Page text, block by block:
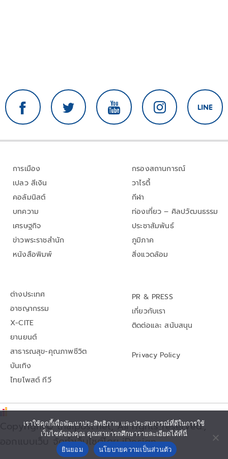
การเมือง
เปลว สีเงิน
คอลัมนิสต์
บทความ
เศรษฐกิจ
ข่าวพระราชสำนัก
หนังสือพิมพ์
กรองสถานการณ์
วาไรตี้
กีฬา
ท่องเที่ยว – ศิลปวัฒนธรรม
ประชาสัมพันธ์
ภูมิภาค
สิ่งแวดล้อม
ต่างประเทศ
อาชญากรรม
X-CITE
ยานยนต์
สาธารณสุข-คุณภาพชีวิต
บันเทิง
ไทยโพสต์ ทีวี
PR & PRESS
เกี่ยวกับเรา
ติดต่อและ สนับสนุน
Privacy Policy
Copyright© thaipost.net, All rights reserved.,
ออกแบบเว็บ จัดทำเว็บไซต์โดย iDesign
เราใช้คุกกี้เพื่อพัฒนาประสิทธิภาพ และประสบการณ์ที่ดีในการใช้
เว็บไซต์ของคุณ คุณสามารถศึกษารายละเอียดได้ที่นี่
ยินยอม
นโยบายความเป็นส่วนตัว